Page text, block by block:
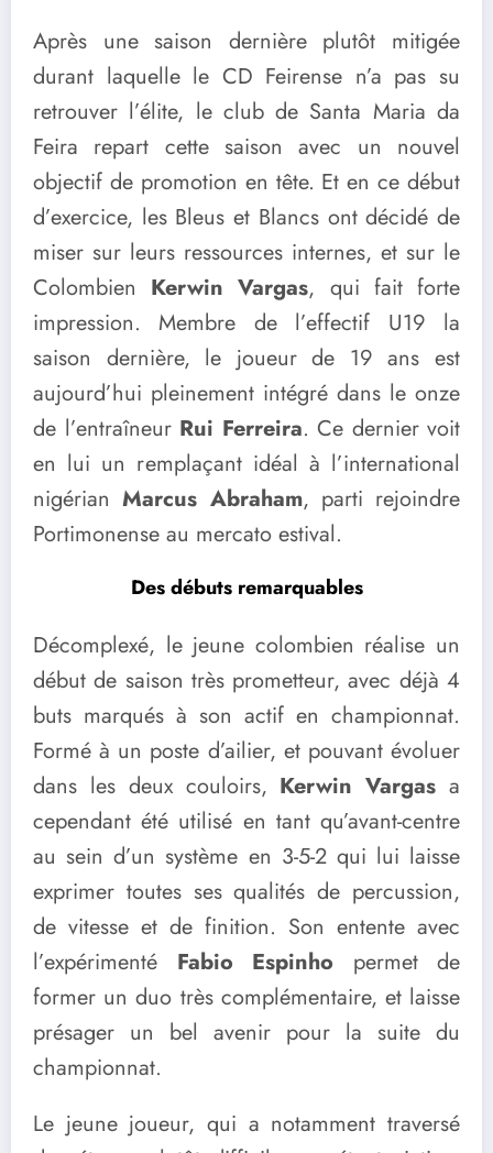
Après une saison dernière plutôt mitigée
durant laquelle le CD Feirense n’a pas su
retrouver l’élite, le club de Santa Maria da
Feira repart cette saison avec un nouvel
objectif de promotion en tête. Et en ce début
d’exercice, les Bleus et Blancs ont décidé de
miser sur leurs ressources internes, et sur le
Colombien Kerwin Vargas, qui fait forte
impression. Membre de l’effectif U19 la
saison dernière, le joueur de 19 ans est
aujourd’hui pleinement intégré dans le onze
de l’entraîneur Rui Ferreira. Ce dernier voit
en lui un remplaçant idéal à l’international
nigérianMarcus Abraham, parti rejoindre
Portimonense au mercato estival.
Des débuts remarquables
Décomplexé, le jeune colombien réalise un
début de saison très prometteur, avec déjà 4
buts marqués à son actif en championnat.
Formé à un poste d’ailier, et pouvant évoluer
dans les deux couloirs, Kerwin Vargas a
cependant été utilisé en tant qu’avant-centre
au sein d’un système en 3-5-2 qui lui laisse
exprimer toutes ses qualités de percussion,
de vitesse et de finition. Son entente avec
l’expérimenté Fabio Espinho permet de
former un duo très complémentaire, et laisse
présager un bel avenir pour la suite du
championnat.
Le jeune joueur, qui a notamment traversé